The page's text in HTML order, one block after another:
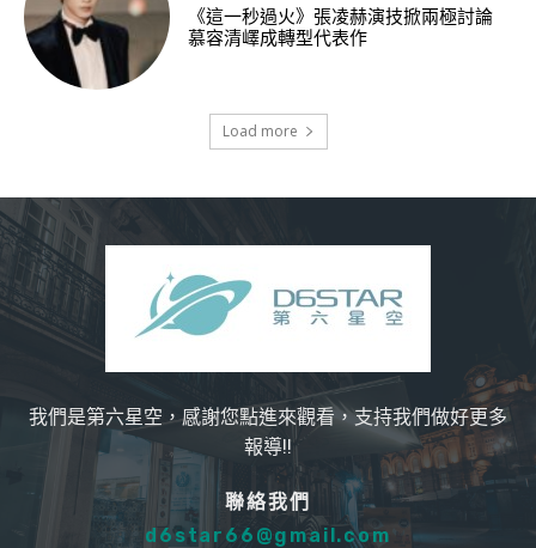
《這一秒過火》張凌赫演技掀兩極討論
慕容清嶧成轉型代表作
Load more
我們是第六星空，感謝您點進來觀看，支持我們做好更多
報導!!
聯絡我們
d6star66@gmail.com